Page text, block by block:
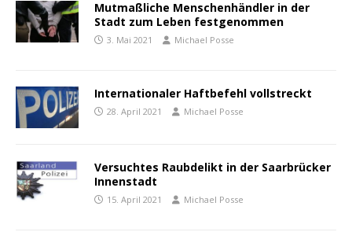
Mutmaßliche Menschenhändler in der
Stadt zum Leben festgenommen
3. Mai 2021 Michael Posse
Internationaler Haftbefehl vollstreckt
28. April 2021 Michael Posse
Versuchtes Raubdelikt in der Saarbrücker
Innenstadt
15. April 2021 Michael Posse